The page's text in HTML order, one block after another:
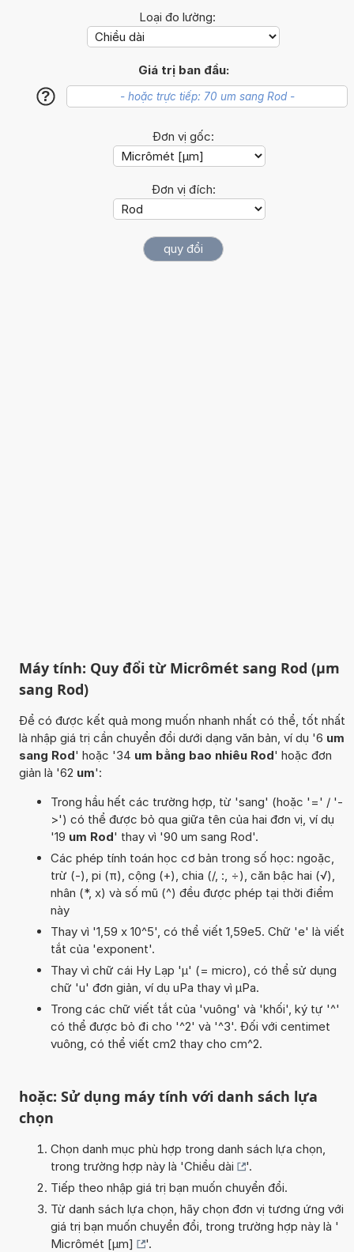
Loại đo lường:
Giá trị ban đầu:
?
Đơn vị gốc:
Đơn vị đích:
Máy tính: Quy đổi từ Micrômét sang Rod (µm
sang Rod)
Để có được kết quả mong muốn nhanh nhất có thể, tốt nhất
là nhập giá trị cần chuyển đổi dưới dạng văn bản, ví dụ '6 um
sang Rod' hoặc '34 um bằng bao nhiêu Rod' hoặc đơn
giản là '62 um':
Trong hầu hết các trường hợp, từ 'sang' (hoặc '=' / '-
>') có thể được bỏ qua giữa tên của hai đơn vị, ví dụ
'19 um Rod' thay vì '90 um sang Rod'.
Các phép tính toán học cơ bản trong số học: ngoặc,
trừ (-), pi (π), cộng (+), chia (/, :, ÷), căn bậc hai (√),
nhân (*, x) và số mũ (^) đều được phép tại thời điểm
này
Thay vì '1,59 x 10^5', có thể viết 1,59e5. Chữ 'e' là viết
tắt của 'exponent'.
Thay vì chữ cái Hy Lạp 'µ' (= micro), có thể sử dụng
chữ 'u' đơn giản, ví dụ uPa thay vì µPa.
Trong các chữ viết tắt của 'vuông' và 'khối', ký tự '^'
có thể được bỏ đi cho '^2' và '^3'. Đối với centimet
vuông, có thể viết cm2 thay cho cm^2.
hoặc: Sử dụng máy tính với danh sách lựa
chọn
Chọn danh mục phù hợp trong danh sách lựa chọn,
trong trường hợp này là 'Chiều dài
'.
Tiếp theo nhập giá trị bạn muốn chuyển đổi.
Từ danh sách lựa chọn, hãy chọn đơn vị tương ứng với
giá trị bạn muốn chuyển đổi, trong trường hợp này là '
Micrômét [µm]
'.